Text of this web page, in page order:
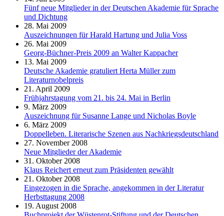
Fünf neue Mitglieder in der Deutschen Akademie für Sprache
und Dichtung
28. Mai 2009
Auszeichnungen für Harald Hartung und Julia Voss
26. Mai 2009
Georg-Büchner-Preis 2009 an Walter Kappacher
13. Mai 2009
Deutsche Akademie gratuliert Herta Müller zum
Literaturnobelpreis
21. April 2009
Frühjahrstagung vom 21. bis 24. Mai in Berlin
9. März 2009
Auszeichnung für Susanne Lange und Nicholas Boyle
6. März 2009
Doppelleben. Literarische Szenen aus Nachkriegsdeutschland
27. November 2008
Neue Mitglieder der Akademie
31. Oktober 2008
Klaus Reichert erneut zum Präsidenten gewählt
21. Oktober 2008
Eingezogen in die Sprache, angekommen in der Literatur
Herbsttagung 2008
19. August 2008